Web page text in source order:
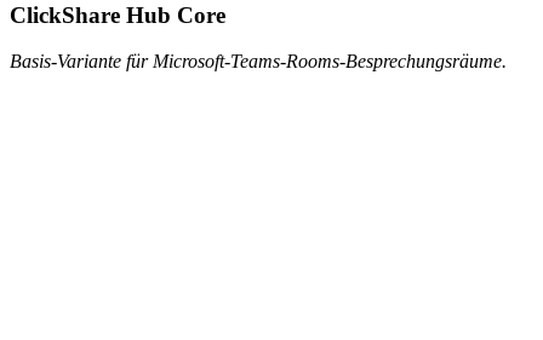
ClickShare Hub Core
Basis-Variante für Microsoft-Teams-Rooms-Besprechungsräume.